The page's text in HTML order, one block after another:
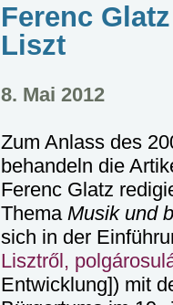
Ferenc
Liszt
8. Mai 2012
Zum Anlass des
behandeln die
Ferenc Glatz
Thema Musik und
sich in der
Lisztről,
Entwicklung]) mit